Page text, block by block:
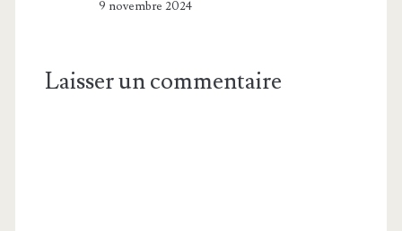
9 novembre 2024
Laisser un commentaire